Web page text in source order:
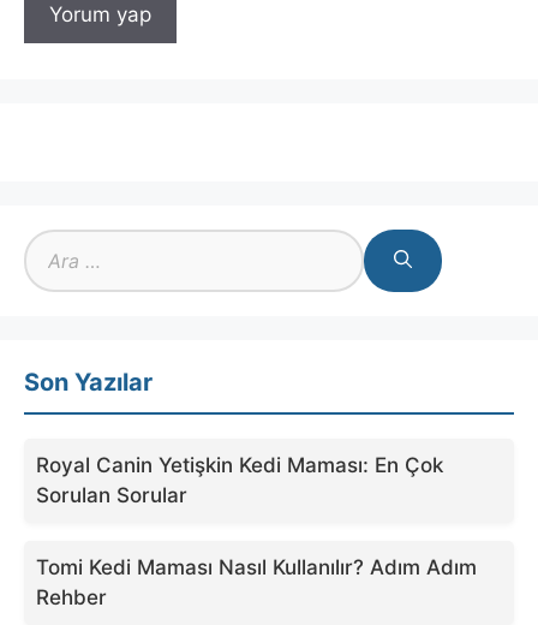
için
ara
Son Yazılar
Royal Canin Yetişkin Kedi Maması: En Çok
Sorulan Sorular
Tomi Kedi Maması Nasıl Kullanılır? Adım Adım
Rehber